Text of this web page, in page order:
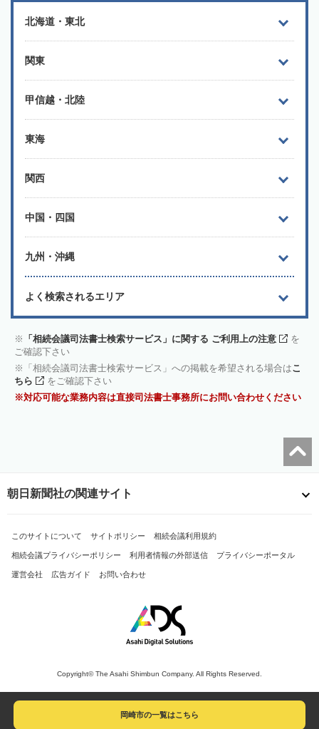
北海道・東北
関東
甲信越・北陸
東海
関西
中国・四国
九州・沖縄
よく検索されるエリア
「相続会議司法書士検索サービス」に関する ご利用上の注意
を
ご確認下さい
「相続会議司法書士検索サービス」への掲載を希望される場合はこ
ちら
をご確認下さい
対応可能な業務内容は直接司法書士事務所にお問い合わせください
岡崎市の一覧はこちら
朝日新聞社の関連サイト
このサイトについて サイトポリシー 相続会議利用規約
相続会議プライバシーポリシー 利用者情報の外部送信 プライバシーポータル
運営会社 広告ガイド お問い合わせ
Copyright© The Asahi Shimbun Company. All Rights Reserved.